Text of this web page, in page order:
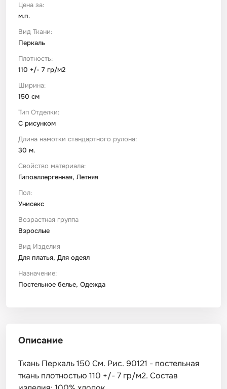
Цена за:
м.п.
Вид Ткани:
Перкаль
Плотность:
110 +/- 7 гр/м2
Ширина:
150 см
Тип Отделки:
С рисунком
Длина намотки стандартного рулона:
30 м.
Свойство материала:
Гипоаллергенная, Летняя
Пол:
Унисекс
Возрастная группа
Взрослые
Вид Изделия
Для платья, Для одеял
Назначение:
Постельное белье, Одежда
Описание
Ткань Перкаль 150 См. Рис. 90121 - постельная
ткань плотностью 110 +/- 7 гр/м2. Состав
Штапель